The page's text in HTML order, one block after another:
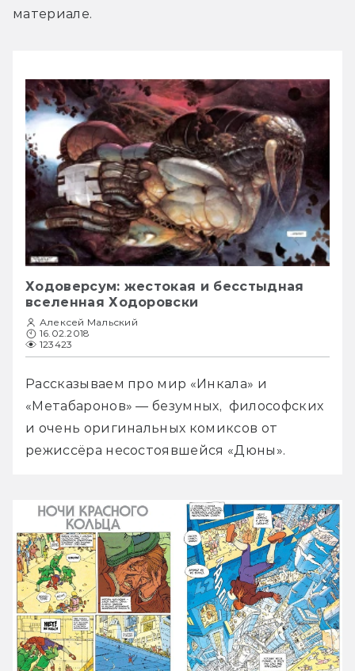
материале.
Ходоверсум: жестокая и бесстыдная
вселенная Ходоровски
Алексей Мальский
16.02.2018
123423
Рассказываем про мир «Инкала» и
«Метабаронов» — безумных,  философских
и очень оригинальных комиксов от
режиссёра несостоявшейся «Дюны».